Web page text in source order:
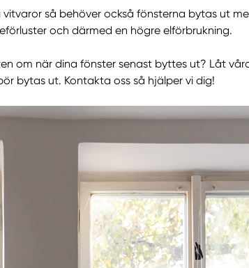
så behöver också fönsterna bytas ut
och därmed en högre elförbrukning.
om när dina fönster senast byttes ut? Låt
bytas ut. Kontakta oss så hjälper vi dig!